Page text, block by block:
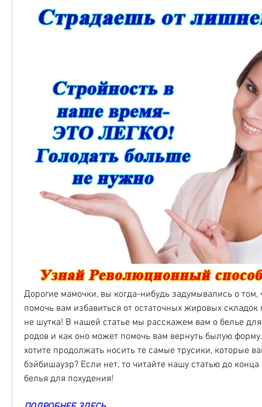
Дорогие мамочки, вы когда-нибудь задумывались о том,
помочь вам избавиться от остаточных жировых складок
не шутка! В нашей статье мы расскажем вам о белье
родов и как оно может помочь вам вернуть былую
хотите продолжать носить те самые трусики, которые
бэйбишауэр? Если нет, то читайте нашу статью до
белья для похудения!